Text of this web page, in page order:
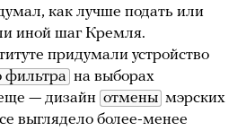
как лучше подать или
иной шаг Кремля.
придумали устройство
фильтра на выборах
— дизайн отмены мэрских
выглядело более-менее